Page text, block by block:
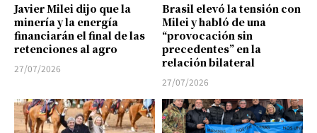
Javier Milei dijo que la
minería y la energía
financiarán el final de las
retenciones al agro
27/07/2026
Brasil elevó la tensión con
Milei y habló de una
“provocación sin
precedentes” en la
relación bilateral
27/07/2026